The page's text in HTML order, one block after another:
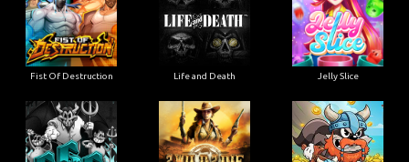
Fist Of Destruction Life and Death Jelly Slice